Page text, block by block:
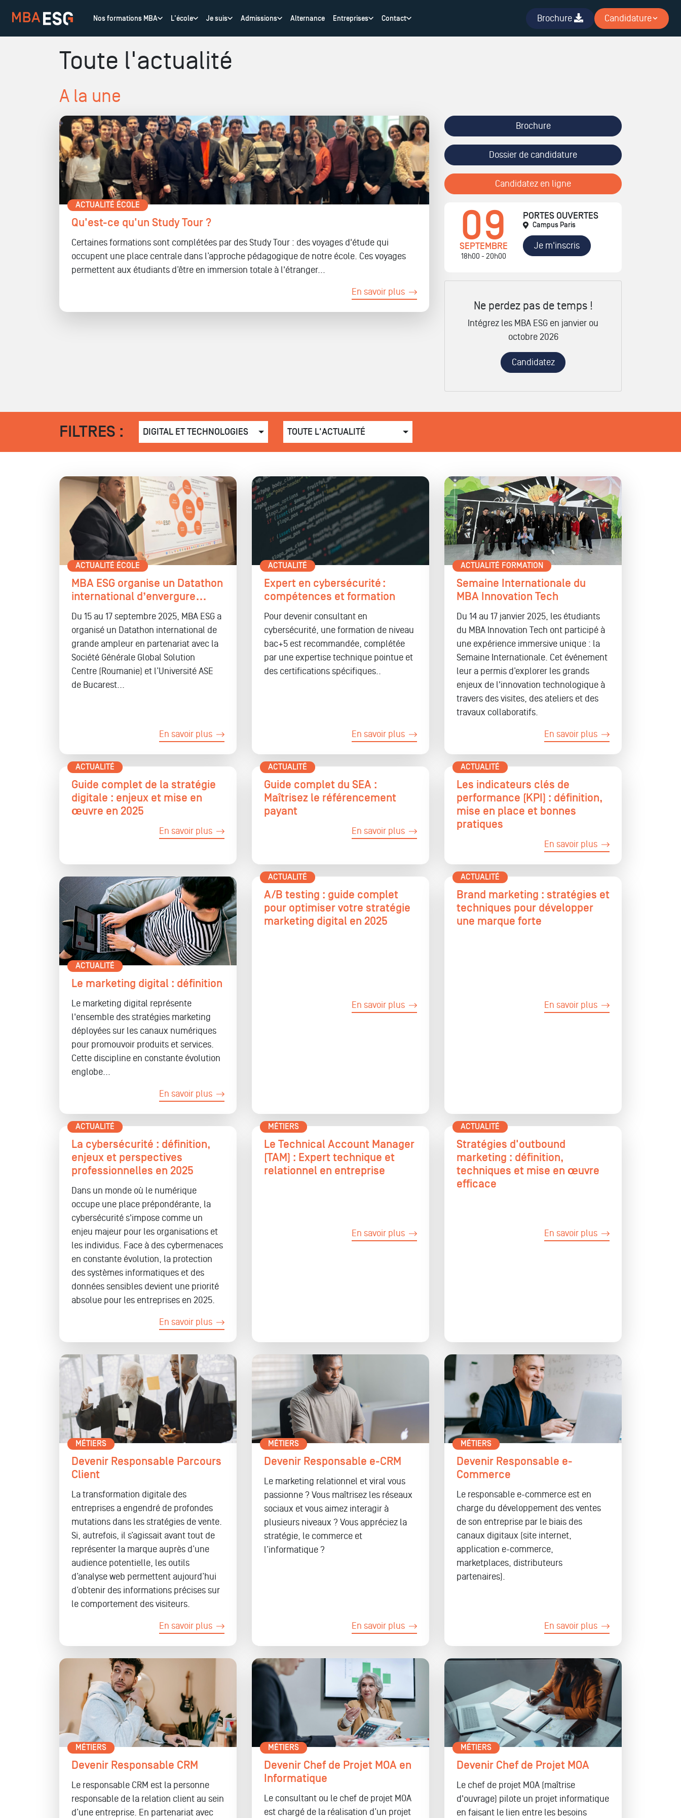
Toute l'actualité
A la une
ACTUALITÉ ÉCOLE
Qu'est-ce qu'un Study Tour ?
Certaines formations sont complétées par des Study Tour : des voyages d'étude qui
occupent une place centrale dans l’approche pédagogique de notre école. Ces voyages
permettent aux étudiants d’être en immersion totale à l'étranger...
En savoir plus
Brochure
Dossier de candidature
Candidatez en ligne
09
SEPTEMBRE
18h00 - 20h00
PORTES OUVERTES
Campus Paris
Je m'inscris
Ne perdez pas de temps !
Intégrez les MBA ESG en janvier ou
octobre 2026
Candidatez
FILTRES : DIGITAL ET TECHNOLOGIES TOUTE L'ACTUALITÉ
ACTUALITÉ ÉCOLE
MBA ESG organise un Datathon
international d’envergure…
Du 15 au 17 septembre 2025, MBA ESG a
organisé un Datathon international de
grande ampleur en partenariat avec la
Société Générale Global Solution
Centre (Roumanie) et l’Université ASE
de Bucarest...
En savoir plus
ACTUALITÉ
Expert en cybersécurité :
compétences et formation
Pour devenir consultant en
cybersécurité, une formation de niveau
bac+5 est recommandée, complétée
par une expertise technique pointue et
des certifications spécifiques..
En savoir plus
ACTUALITÉ FORMATION
Semaine Internationale du
MBA Innovation Tech
Du 14 au 17 janvier 2025, les étudiants
du MBA Innovation Tech ont participé à
une expérience immersive unique : la
Semaine Internationale. Cet événement
leur a permis d’explorer les grands
enjeux de l'innovation technologique à
travers des visites, des ateliers et des
travaux collaboratifs.
En savoir plus
ACTUALITÉ
Guide complet de la stratégie
digitale : enjeux et mise en
œuvre en 2025
En savoir plus
ACTUALITÉ
Guide complet du SEA :
Maîtrisez le référencement
payant
En savoir plus
ACTUALITÉ
Les indicateurs clés de
performance (KPI) : définition,
mise en place et bonnes
pratiques
En savoir plus
ACTUALITÉ
Le marketing digital : définition
Le marketing digital représente
l'ensemble des stratégies marketing
déployées sur les canaux numériques
pour promouvoir produits et services.
Cette discipline en constante évolution
englobe...
En savoir plus
ACTUALITÉ
A/B testing : guide complet
pour optimiser votre stratégie
marketing digital en 2025
En savoir plus
ACTUALITÉ
Brand marketing : stratégies et
techniques pour développer
une marque forte
En savoir plus
ACTUALITÉ
La cybersécurité : définition,
enjeux et perspectives
professionnelles en 2025
Dans un monde où le numérique
occupe une place prépondérante, la
cybersécurité s'impose comme un
enjeu majeur pour les organisations et
les individus. Face à des cybermenaces
en constante évolution, la protection
des systèmes informatiques et des
données sensibles devient une priorité
absolue pour les entreprises en 2025.
En savoir plus
MÉTIERS
Le Technical Account Manager
(TAM) : Expert technique et
relationnel en entreprise
En savoir plus
ACTUALITÉ
Stratégies d'outbound
marketing : définition,
techniques et mise en œuvre
efficace
En savoir plus
MÉTIERS
Devenir Responsable Parcours
Client
La transformation digitale des
entreprises a engendré de profondes
mutations dans les stratégies de vente.
Si, autrefois, il s’agissait avant tout de
représenter la marque auprès d’une
audience potentielle, les outils
d’analyse web permettent aujourd’hui
d’obtenir des informations précises sur
le comportement des visiteurs.
En savoir plus
MÉTIERS
Devenir Responsable e-CRM
Le marketing relationnel et viral vous
passionne ? Vous maîtrisez les réseaux
sociaux et vous aimez interagir à
plusieurs niveaux ? Vous appréciez la
stratégie, le commerce et
l’informatique ?
En savoir plus
MÉTIERS
Devenir Responsable e-
Commerce
Le responsable e-commerce est en
charge du développement des ventes
de son entreprise par le biais des
canaux digitaux (site internet,
application e-commerce,
marketplaces, distributeurs
partenaires).
En savoir plus
MÉTIERS
Devenir Responsable CRM
Le responsable CRM est la personne
responsable de la relation client au sein
d’une entreprise. En partenariat avec
MÉTIERS
Devenir Chef de Projet MOA en
Informatique
Le consultant ou le chef de projet MOA
est chargé de la réalisation d’un projet
MÉTIERS
Devenir Chef de Projet MOA
Le chef de projet MOA (maîtrise
d'ouvrage) pilote un projet informatique
en faisant le lien entre les besoins
Nos formations MBA L'école Je suis Admissions Alternance Entreprises Contact Brochure Candidature